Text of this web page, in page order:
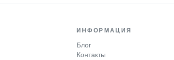
ИНФОРМАЦИЯ
Блог
Контакты